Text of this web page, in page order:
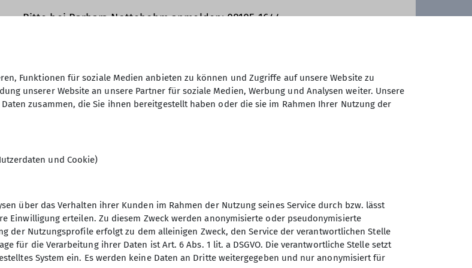
sind oder sonst über ihre Zeit frei verfügen können und körperlich in
Kulturfahrten und -veranstaltungen und jährlich mindestens eine
Unternehmungen.
Unternehmungen angeboten. Bei unserem vielfältigen
alle Interessierten und für jeden Geschmack etwas passendes dabei ist!
Gruppe kennenlernen will, fasse sich ein Herz und komme am besten
in Gilching (immer 14-tägig von 10:30 bis 11:30 Uhr) und mache
vierseenland.de
Bitte bei Barbara Nottebohm anmelden: 08105 1644
kostenlos / gegebenenfalls Geld für Einkehr mitnehmen
Sektion Vierseenland des
Funktionen für soziale Medien anbieten zu können und Zugriffe auf unsere Website zu
unserer Website an unsere Partner für soziale Medien, Werbung und Analysen weiter. Unsere
zusammen, die Sie ihnen bereitgestellt haben oder die sie im Rahmen Ihrer Nutzung der
und Cookie)
über das Verhalten ihrer Kunden im Rahmen der Nutzung seines Service durch bzw. lässt
Einwilligung erteilen. Zu diesem Zweck werden anonymisierte oder pseudonymisierte
der Nutzungsprofile erfolgt zu dem alleinigen Zweck, den Service der verantwortlichen Stelle
für die Verarbeitung ihrer Daten ist Art. 6 Abs. 1 lit. a DSGVO. Die verantwortliche Stelle setzt
System ein. Es werden keine Daten an Dritte weitergegeben und nur anonymisiert für